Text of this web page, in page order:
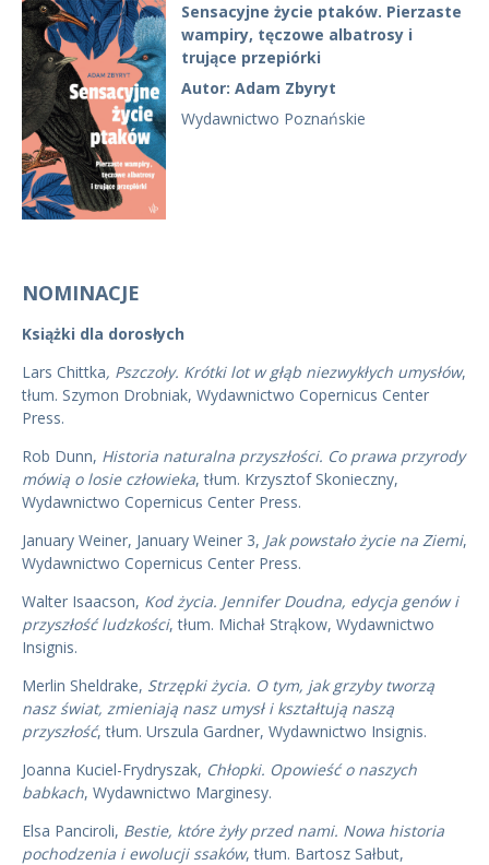
Sensacyjne życie ptaków. Pierzaste
wampiry, tęczowe albatrosy i
trujące przepiórki
Autor: Adam Zbyryt
Wydawnictwo Poznańskie
NOMINACJE
Książki dla dorosłych
Lars Chittka, Pszczoły. Krótki lot w głąb niezwykłych umysłów,
tłum. Szymon Drobniak, Wydawnictwo Copernicus Center
Press.
Rob Dunn, Historia naturalna przyszłości. Co prawa przyrody
mówią o losie człowieka, tłum. Krzysztof Skonieczny,
Wydawnictwo Copernicus Center Press.
January Weiner, January Weiner 3, Jak powstało życie na Ziemi,
Wydawnictwo Copernicus Center Press.
Walter Isaacson, Kod życia. Jennifer Doudna, edycja genów i
przyszłość ludzkości, tłum. Michał Strąkow, Wydawnictwo
Insignis.
Merlin Sheldrake, Strzępki życia. O tym, jak grzyby tworzą
nasz świat, zmieniają nasz umysł i kształtują naszą
przyszłość, tłum. Urszula Gardner, Wydawnictwo Insignis.
Joanna Kuciel-Frydryszak, Chłopki. Opowieść o naszych
babkach, Wydawnictwo Marginesy.
Elsa Panciroli, Bestie, które żyły przed nami. Nowa historia
pochodzenia i ewolucji ssaków, tłum. Bartosz Sałbut,